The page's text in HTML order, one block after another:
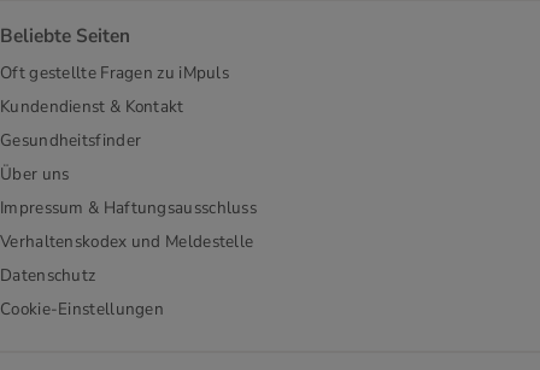
Beliebte Seiten
Oft gestellte Fragen zu iMpuls
Kundendienst & Kontakt
Gesundheitsfinder
Über uns
Impressum & Haftungsausschluss
Verhaltenskodex und Meldestelle
Datenschutz
Cookie-Einstellungen